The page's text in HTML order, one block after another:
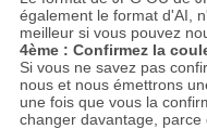
également le format d'AI,
meilleur si vous pouvez
4ème : Confirmez la
Si vous ne savez pas
nous et nous émettrons
une fois que vous la
changer davantage,